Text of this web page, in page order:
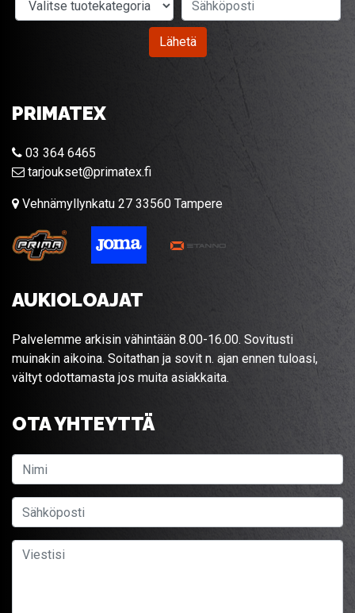
Lähetä
PRIMATEX
03 364 6465
tarjoukset@primatex.fi
Vehnämyllynkatu 27 33560 Tampere
AUKIOLOAJAT
Palvelemme arkisin vähintään 8.00-16.00. Sovitusti
muinakin aikoina. Soitathan ja sovit n. ajan ennen tuloasi,
vältyt odottamasta jos muita asiakkaita.
OTA YHTEYTTÄ